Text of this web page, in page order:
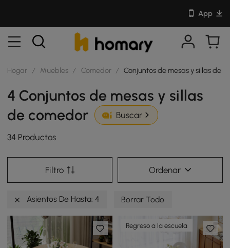
App
Hogar / Muebles / Comedor / Conjuntos de mesas y sillas de
4 Conjuntos de mesas y sillas
de comedor
Buscar
34 Productos
Filtro Ordenar
Asientos De Hasta: 4 Borrar Todo
Regreso a la escuela